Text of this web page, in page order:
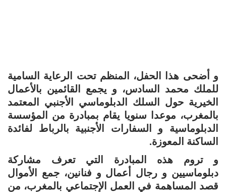
و أضحى هذا الحفل، المنظم تحت الرعاية السامية
للملك محمد السادس، و يجمع القائمين بالأعمال
الخيرية حول السلك الدبلوماسي الأجنبي المعتمد
بالمغرب، موعدا سنويا يقام بمبادرة من المؤسسة
الدبلوماسية و السفارات الأجنبية بالرباط لفائدة
الساكنة المعوزة.
و تروم هذه المبادرة التي تعرف مشاركة
دبلوماسيين و رجال أعمال و فنانين، جمع الأموال
قصد المساهمة في العمل الإجتماعي بالمغرب، من